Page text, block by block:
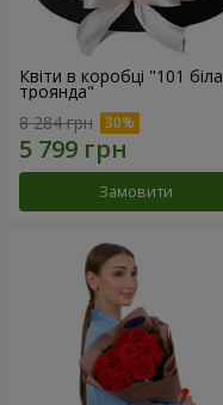
Квіти в коробці "101 біла
троянда"
8 284 грн
Замовити